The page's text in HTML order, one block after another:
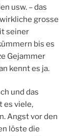
usw. – das
grosse
seiner
bis es
Gejammer
kennt es ja.
und das
es viele,
Angst vor den
löste die